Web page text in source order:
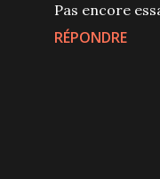
Pas encore
RÉPONDRE